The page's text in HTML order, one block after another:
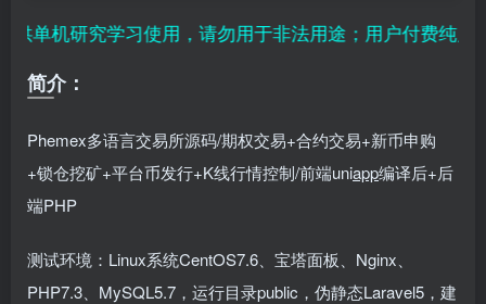
机研究学习使用，请勿用于非法用途；用户付费纯属
简介：
Phemex多语言交易所源码/期权交易+合约交易+新币申购
+锁仓挖矿+平台币发行+K线行情控制/前端uniapp编译后+后
端PHP
测试环境：Linux系统CentOS7.6、宝塔面板、Nginx、
PHP7.3、MySQL5.7，运行目录public，伪静态Laravel5，建